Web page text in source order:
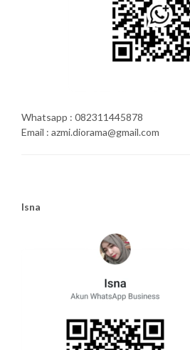
Whatsapp : 082311445878
Email : azmi.diorama@gmail.com
Isna